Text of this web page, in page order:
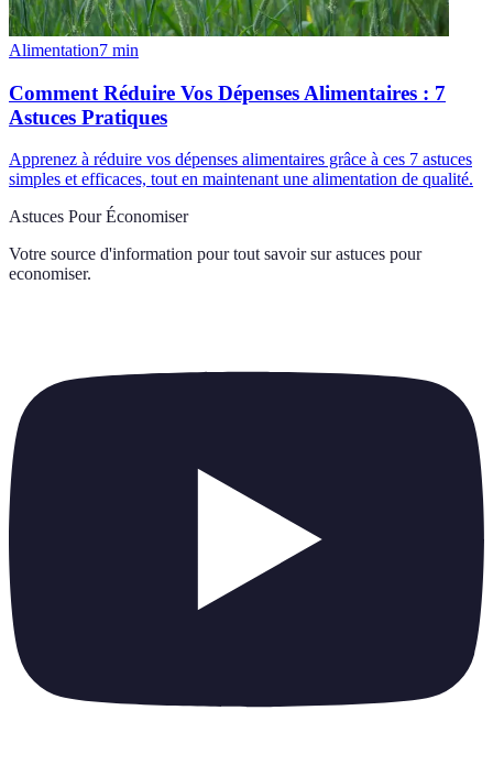
Alimentation7 min
Comment Réduire Vos Dépenses Alimentaires : 7
Astuces Pratiques
Apprenez à réduire vos dépenses alimentaires grâce à ces 7 astuces
simples et efficaces, tout en maintenant une alimentation de qualité.
Astuces Pour Économiser
Votre source d'information pour tout savoir sur astuces pour
economiser.